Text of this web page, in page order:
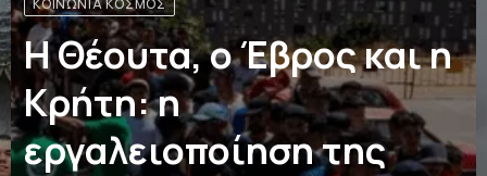
Επίθεση των Χούθι στο
λιμάνι Μόκχα της
Υεμένης
9 ΑΥΓΟΎΣΤΟΥ 2026 13:12